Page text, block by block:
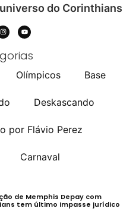
do Corinthians
Olímpicos Base
Deskascando
por Flávio Perez
Carnaval
de Memphis Depay com
tem último impasse jurídico